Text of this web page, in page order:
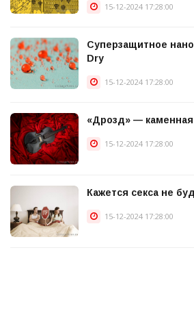
15-12-2024 17:28:00
Суперзащитное
Dry
15-12-2024 17:28:00
«Дрозд» — каменная
15-12-2024 17:28:00
Кажется секса не
15-12-2024 17:28:00